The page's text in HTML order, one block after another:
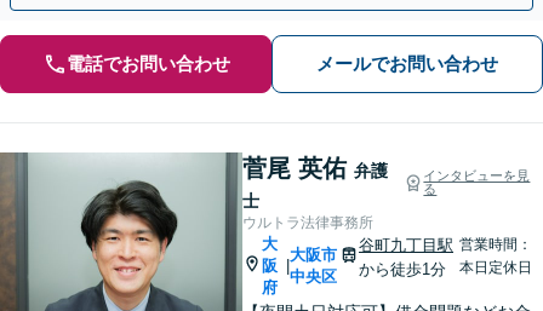
電話でお問い合わせ メールでお問い合わせ
菅尾 英佑 弁護
士
インタビューを見
る
ウルトラ法律事務所
大
阪
府
|
大阪市
中央区
谷町九丁目駅
から徒歩1分
営業時間：
本日定休日